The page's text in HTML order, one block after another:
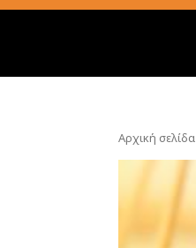
Αρχική σελίδα